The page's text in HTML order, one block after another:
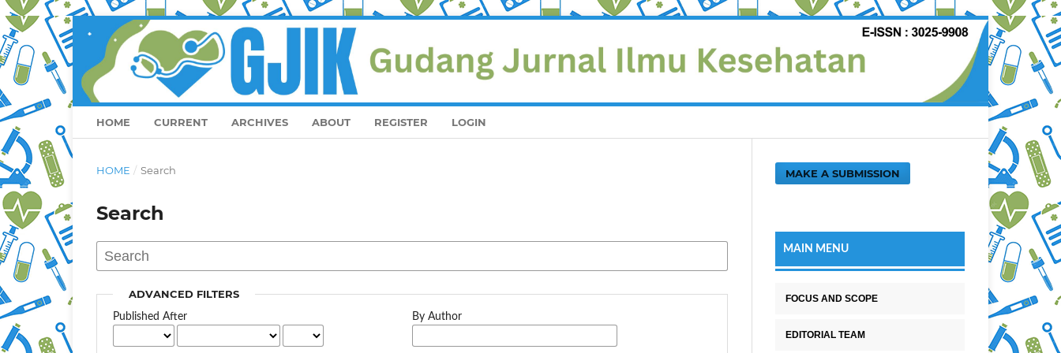
HOME CURRENT ARCHIVES ABOUT REGISTER LOGIN
HOME / Search
Search
ADVANCED FILTERS
Published After By Author
MAKE A SUBMISSION
MAIN MENU
FOCUS AND SCOPE
EDITORIAL TEAM